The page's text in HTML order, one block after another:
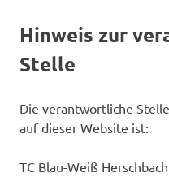
Hinweis zur
Stelle
Die verantwortliche
auf dieser Website ist:
TC Blau-Weiß Herschbach